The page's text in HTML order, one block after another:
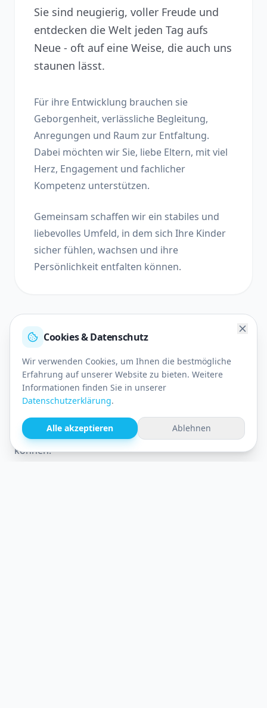
Sie sind neugierig, voller Freude und
entdecken die Welt jeden Tag aufs
Neue - oft auf eine Weise, die auch uns
staunen lässt.
Für ihre Entwicklung brauchen sie
Geborgenheit, verlässliche Begleitung,
Anregungen und Raum zur Entfaltung.
Dabei möchten wir Sie, liebe Eltern, mit viel
Herz, Engagement und fachlicher
Kompetenz unterstützen.
Gemeinsam schaffen wir ein stabiles und
liebevolles Umfeld, in dem sich Ihre Kinder
sicher fühlen, wachsen und ihre
Persönlichkeit entfalten können.
Was uns besonders macht
Wir schaffen eine Umgebung, in der Kinder sich
geborgen fühlen und ihre Potenziale frei entfalten
können.
Cookies & Datenschutz
Wir verwenden Cookies, um Ihnen die bestmögliche
Erfahrung auf unserer Website zu bieten. Weitere
Informationen finden Sie in unserer
Datenschutzerklärung.
Alle akzeptieren Ablehnen